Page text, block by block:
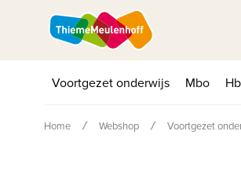
Voortgezet onderwijs Mbo
Home Webshop Voortgezet